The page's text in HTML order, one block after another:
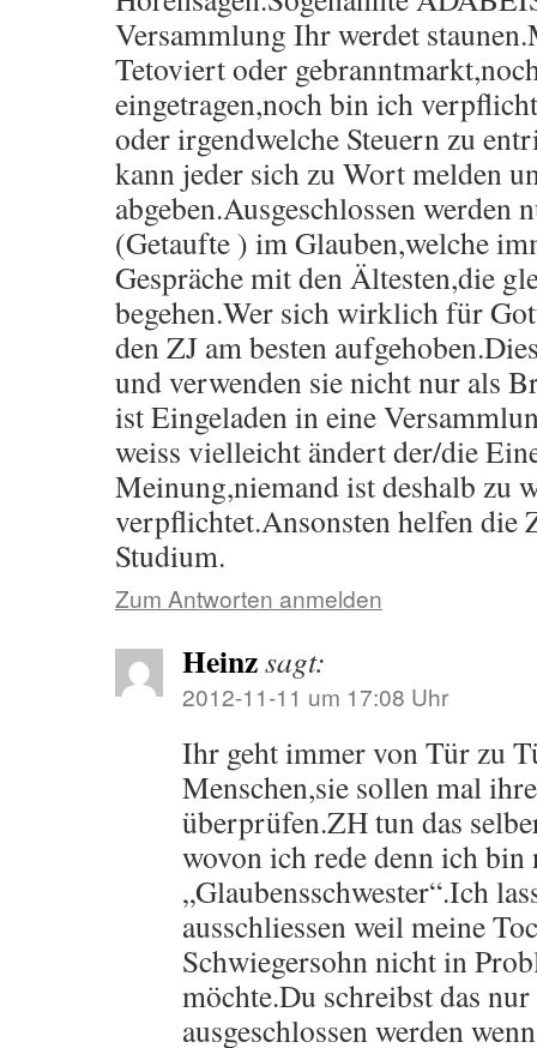
Versammlung Ihr werdet
Tetoviert oder
eingetragen,noch bin ich
oder irgendwelche Steuern zu
kann jeder sich zu Wort melden
abgeben.Ausgeschlossen werden
(Getaufte ) im Glauben,welche
Gespräche mit den Ältesten,die
begehen.Wer sich wirklich für
den ZJ am besten
und verwenden sie nicht nur als
ist Eingeladen in eine
weiss vielleicht ändert der/die
Meinung,niemand ist deshalb zu
verpflichtet.Ansonsten helfen die
Studium.
Zum Antworten anmelden
Heinzsagt:
2012-11-11 um 17:08 Uhr
Ihr geht immer von Tür zu
Menschen,sie sollen mal
überprüfen.ZH tun das
wovon ich rede denn ich bin
„Glaubensschwester“.Ich
ausschliessen weil meine
Schwiegersohn nicht in
möchte.Du schreibst das
ausgeschlossen werden